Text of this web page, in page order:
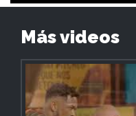
Más videos